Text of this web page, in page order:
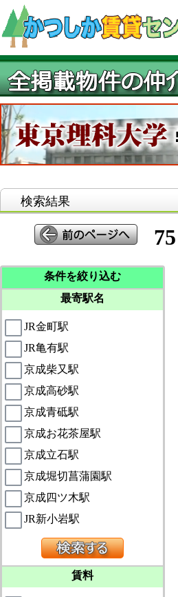
検索結果
75
条件を絞り込む
最寄駅名
JR金町駅
JR亀有駅
京成柴又駅
京成高砂駅
京成青砥駅
京成お花茶屋駅
京成立石駅
京成堀切菖蒲園駅
京成四ツ木駅
JR新小岩駅
賃料